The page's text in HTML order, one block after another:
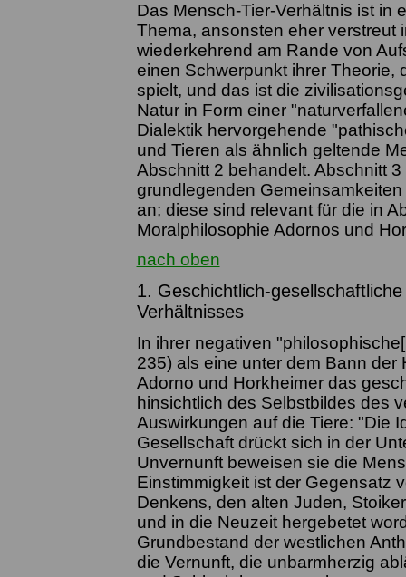
Das Mensch-Tier-Verhältnis ist in
Thema, ansonsten eher verstreut
wiederkehrend am Rande von
einen Schwerpunkt ihrer Theorie,
spielt, und das ist die
Natur in Form einer
Dialektik hervorgehende
und Tieren als ähnlich geltende
Abschnitt 2 behandelt. Abschnitt
grundlegenden
an; diese sind relevant für die in
Moralphilosophie Adornos und
nach oben
1. Geschichtlich-
Verhältnisses
In ihrer negativen
235) als eine unter dem Bann
Adorno und Horkheimer das
hinsichtlich des Selbstbildes des
Auswirkungen auf die Tiere: "Die
Gesellschaft drückt sich in der
Unvernunft beweisen sie die
Einstimmigkeit ist der Gegensatz
Denkens, den alten Juden,
und in die Neuzeit hergebetet
Grundbestand der westlichen
die Vernunft, die unbarmherzig